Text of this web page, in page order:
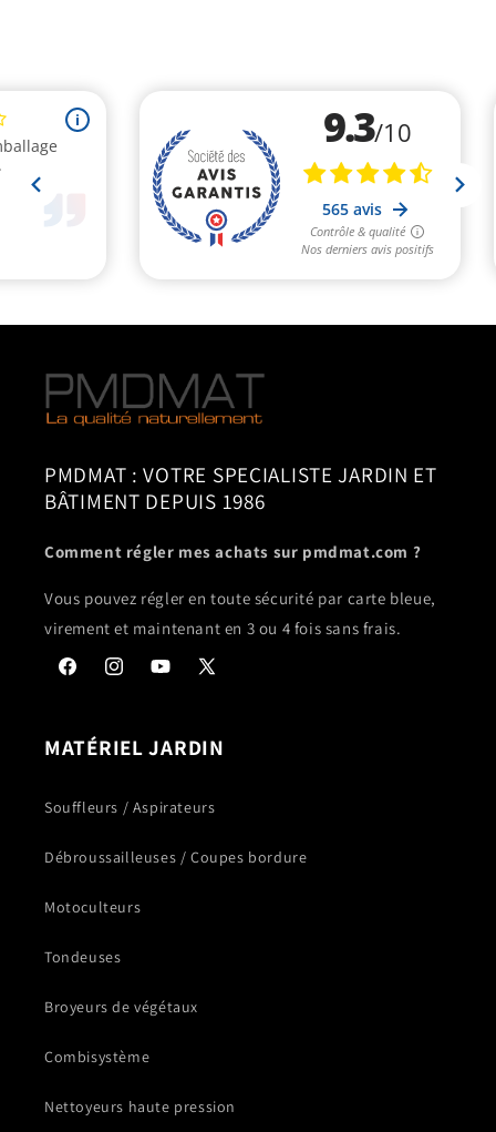
PMDMAT : VOTRE SPECIALISTE JARDIN ET
BÂTIMENT DEPUIS 1986
Comment régler mes achats sur pmdmat.com ?
Vous pouvez régler en toute sécurité par carte bleue,
virement et maintenant en 3 ou 4 fois sans frais.
FacebookInstagramYouTube
X
MATÉRIEL JARDIN
Souffleurs / Aspirateurs
Débroussailleuses / Coupes bordure
Motoculteurs
Tondeuses
Broyeurs de végétaux
Combisystème
Nettoyeurs haute pression